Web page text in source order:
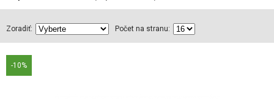
Zoradiť: Počet na stranu:
-10%